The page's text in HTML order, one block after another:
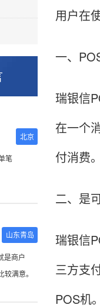
北京
笔
山东青岛
是商户
满意。
用户在
一、
瑞银信
在一个
付消费。
二、是
瑞银信
三方支
POS机。